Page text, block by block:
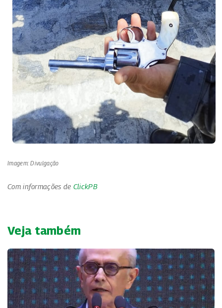
Imagem: Divulgação
Com informações de ClickPB
Veja também